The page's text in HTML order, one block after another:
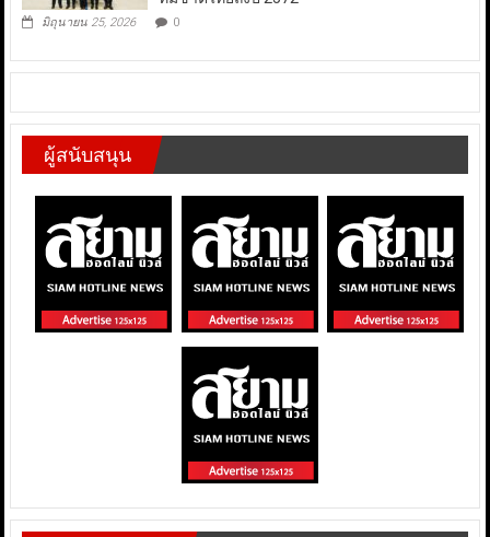
มิถุนายน 25, 2026 0
ผู้สนับสนุน